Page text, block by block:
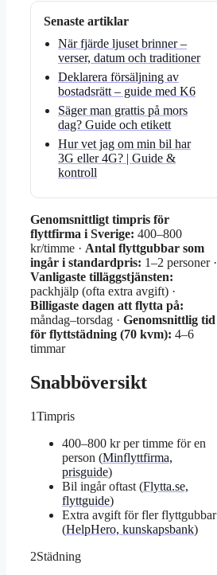
Senaste artiklar
När fjärde ljuset brinner –
verser, datum och traditioner
Deklarera försäljning av
bostadsrätt – guide med K6
Säger man grattis på mors
dag? Guide och etikett
Hur vet jag om min bil har
3G eller 4G? | Guide &
kontroll
Genomsnittligt timpris för
flyttfirma i Sverige: 400–800
kr/timme · Antal flyttgubbar som
ingår i standardpris: 1–2 personer ·
Vanligaste tilläggstjänsten:
packhjälp (ofta extra avgift) ·
Billigaste dagen att flytta på:
måndag–torsdag · Genomsnittlig tid
för flyttstädning (70 kvm): 4–6
timmar
Snabböversikt
1Timpris
400–800 kr per timme för en
person (Minflyttfirma,
prisguide)
Bil ingår oftast (Flytta.se,
flyttguide)
Extra avgift för fler flyttgubbar
(HelpHero, kunskapsbank)
2Städning